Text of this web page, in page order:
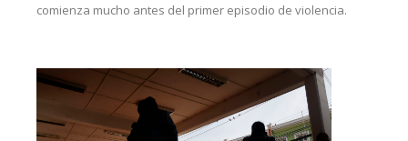
comienza mucho antes del primer episodio de violencia.